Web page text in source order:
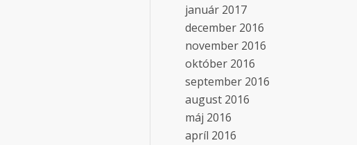
január 2017
december 2016
november 2016
október 2016
september 2016
august 2016
máj 2016
apríl 2016